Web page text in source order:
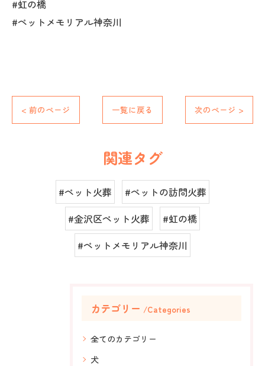
#虹の橋
#ペットメモリアル神奈川
< 前のページ 一覧に戻る 次のページ >
関連タグ
#ペット火葬
#ペットの訪問火葬
#金沢区ペット火葬
#虹の橋
#ペットメモリアル神奈川
カテゴリー Categories
全てのカテゴリー
犬